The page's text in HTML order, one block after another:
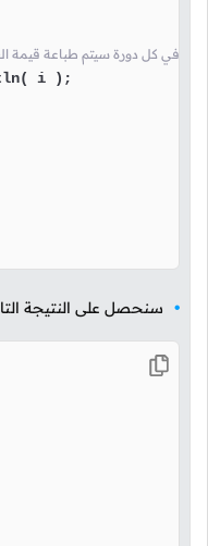
// في كل دورة سيتم طباعة قيمة العداد
i );
سنحصل على النتيجة